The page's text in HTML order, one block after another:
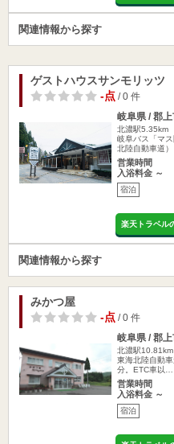
関連情報から探す
ゲストハウスサンモリッツ
-点/ 0 件
岐阜県 / 郡
北濃駅5.35km
岐阜バス「マ
北陸自動車道）
営業時間
入浴料金 ～
宿泊
楽天トラベル
関連情報から探す
みかつ屋
-点/ 0 件
岐阜県 / 郡
北濃駅10.81km
東海北陸自動
分。ETC車以…
営業時間
入浴料金 ～
宿泊